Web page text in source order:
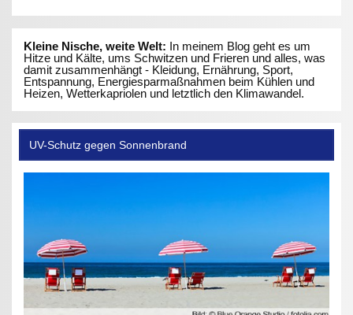
Kleine Nische, weite Welt: In meinem Blog geht es um
Hitze und Kälte, ums Schwitzen und Frieren und alles, was
damit zusammenhängt - Kleidung, Ernährung, Sport,
Entspannung, Energiesparmaßnahmen beim Kühlen und
Heizen, Wetterkapriolen und letztlich den Klimawandel.
UV-Schutz gegen Sonnenbrand